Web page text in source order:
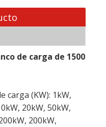
de carga de 1500
carga (KW): 1kW,
20kW, 50kW,
200kW,